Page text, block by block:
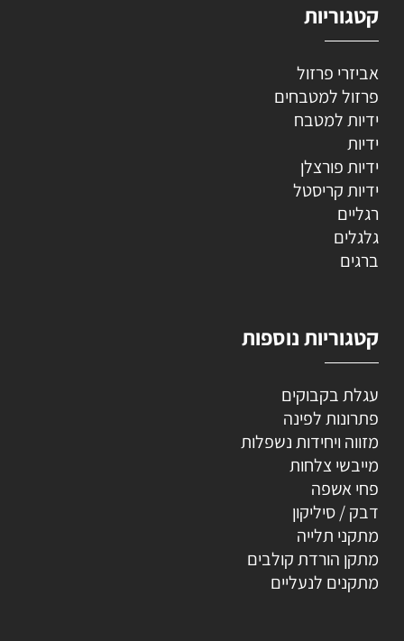
קטגוריות
אביזרי פרזול
פרזול למטבחים
ידיות למטבח
ידיות
ידיות פורצלן
ידיות קריסטל
רגליים
גלגלים
ברגים
קטגוריות נוספות
עגלת בקבוקים
פתרונות לפינה
מזווה ויחידות נשפלות
מייבשי צלחות
פחי אשפה
דבק / סיליקון
מתקני תלייה
מתקן הורדת קולבים
מתקנים לנעליים